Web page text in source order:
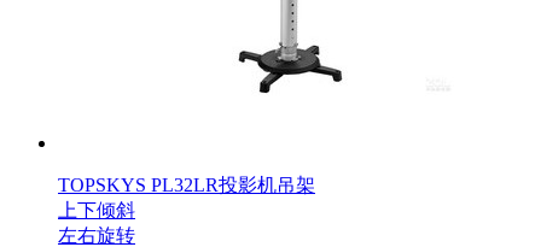
TOPSKYS PL32LR投影机吊架
上下倾斜
左右旋转